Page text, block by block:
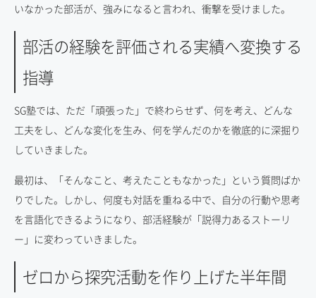
いなかった部活が、強みになると言われ、衝撃を受けました。
部活の経験を評価される実績へ変換する
指導
SG塾では、ただ「頑張った」で終わらせず、何を考え、どんな
工夫をし、どんな変化を生み、何を学んだのかを徹底的に深掘り
していきました。
最初は、「そんなこと、考えたこともなかった」という質問ばか
りでした。しかし、何度も対話を重ねる中で、自分の行動や思考
を言語化できるようになり、部活経験が「説得力あるストーリ
ー」に変わっていきました。
ゼロから探究活動を作り上げた半年間